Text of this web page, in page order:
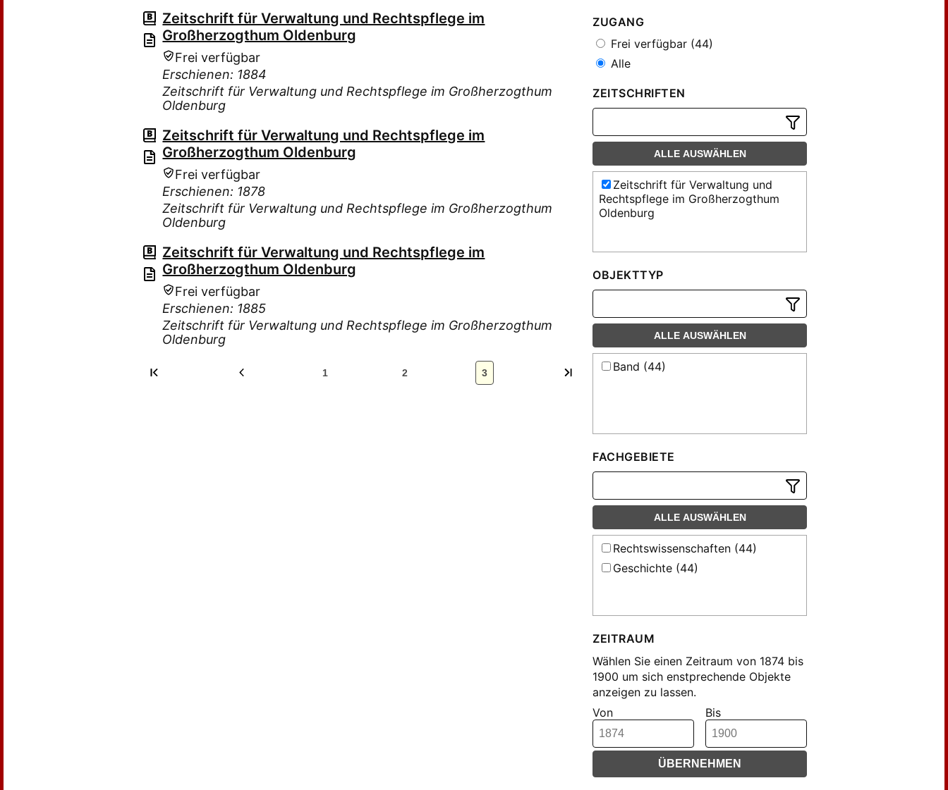
Zeitschrift für Verwaltung und Rechtspflege im
Großherzogthum Oldenburg
Frei verfügbar
Erschienen: 1884
Zeitschrift für Verwaltung und Rechtspflege im Großherzogthum
Oldenburg
Zeitschrift für Verwaltung und Rechtspflege im
Großherzogthum Oldenburg
Frei verfügbar
Erschienen: 1878
Zeitschrift für Verwaltung und Rechtspflege im Großherzogthum
Oldenburg
Zeitschrift für Verwaltung und Rechtspflege im
Großherzogthum Oldenburg
Frei verfügbar
Erschienen: 1885
Zeitschrift für Verwaltung und Rechtspflege im Großherzogthum
Oldenburg
1 2 3
ZUGANG
Frei verfügbar (44)
Alle
ZEITSCHRIFTEN
ALLE AUSWÄHLEN
Zeitschrift für Verwaltung und
Rechtspflege im Großherzogthum
Oldenburg
OBJEKTTYP
ALLE AUSWÄHLEN
Band (44)
FACHGEBIETE
ALLE AUSWÄHLEN
Rechtswissenschaften (44)
Geschichte (44)
ZEITRAUM
Wählen Sie einen Zeitraum von 1874 bis
1900 um sich enstprechende Objekte
anzeigen zu lassen.
Von
Bis
ÜBERNEHMEN